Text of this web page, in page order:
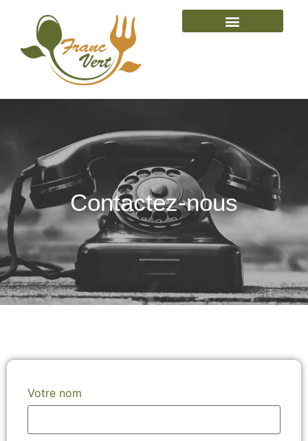
Contactez-nous
Votre nom